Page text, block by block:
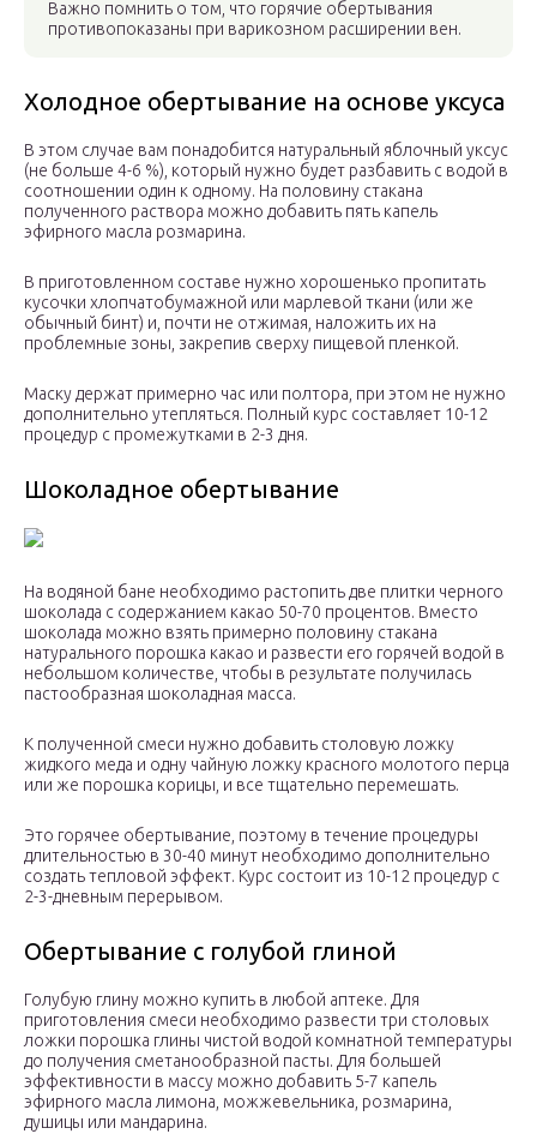
Важно помнить о том, что горячие обертывания
противопоказаны при варикозном расширении вен.
Холодное обертывание на основе уксуса
В этом случае вам понадобится натуральный яблочный уксус
(не больше 4-6 %), который нужно будет разбавить с водой в
соотношении один к одному. На половину стакана
полученного раствора можно добавить пять капель
эфирного масла розмарина.
В приготовленном составе нужно хорошенько пропитать
кусочки хлопчатобумажной или марлевой ткани (или же
обычный бинт) и, почти не отжимая, наложить их на
проблемные зоны, закрепив сверху пищевой пленкой.
Маску держат примерно час или полтора, при этом не нужно
дополнительно утепляться. Полный курс составляет 10-12
процедур с промежутками в 2-3 дня.
Шоколадное обертывание
На водяной бане необходимо растопить две плитки черного
шоколада с содержанием какао 50-70 процентов. Вместо
шоколада можно взять примерно половину стакана
натурального порошка какао и развести его горячей водой в
небольшом количестве, чтобы в результате получилась
пастообразная шоколадная масса.
К полученной смеси нужно добавить столовую ложку
жидкого меда и одну чайную ложку красного молотого перца
или же порошка корицы, и все тщательно перемешать.
Это горячее обертывание, поэтому в течение процедуры
длительностью в 30-40 минут необходимо дополнительно
создать тепловой эффект. Курс состоит из 10-12 процедур с
2-3-дневным перерывом.
Обертывание с голубой глиной
Голубую глину можно купить в любой аптеке. Для
приготовления смеси необходимо развести три столовых
ложки порошка глины чистой водой комнатной температуры
до получения сметанообразной пасты. Для большей
эффективности в массу можно добавить 5-7 капель
эфирного масла лимона, можжевельника, розмарина,
душицы или мандарина.